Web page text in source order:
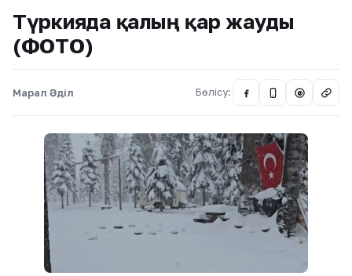
Түркияда қалың қар жауды
(ФОТО)
Марал Әділ Бөлісу: @